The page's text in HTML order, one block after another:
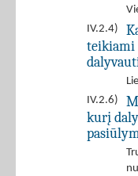
IV.2.4)
teikiami
IV.2.6)
kurį